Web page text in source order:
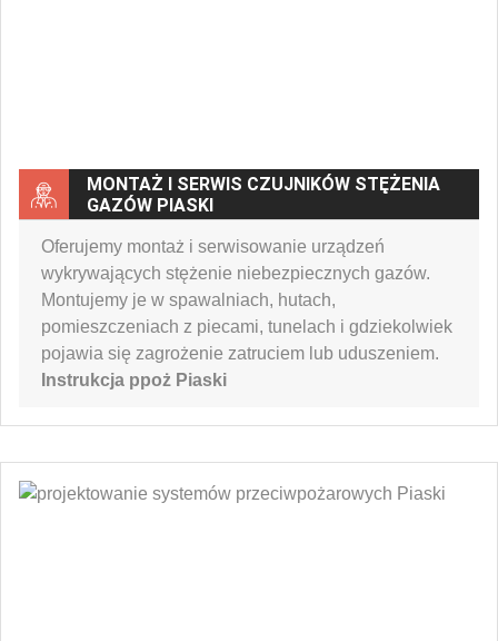
MONTAŻ I SERWIS CZUJNIKÓW STĘŻENIA
GAZÓW PIASKI
Oferujemy montaż i serwisowanie urządzeń
wykrywających stężenie niebezpiecznych gazów.
Montujemy je w spawalniach, hutach,
pomieszczeniach z piecami, tunelach i gdziekolwiek
pojawia się zagrożenie zatruciem lub uduszeniem.
Instrukcja ppoż Piaski